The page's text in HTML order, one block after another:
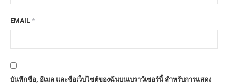
EMAIL *
บันทึกชื่อ, อีเมล และชื่อเว็บไซต์ของฉันบนเบราว์เซอร์นี้ สำหรับการแสดง